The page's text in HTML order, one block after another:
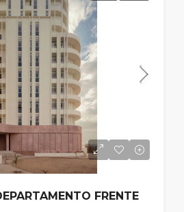
FRENTE